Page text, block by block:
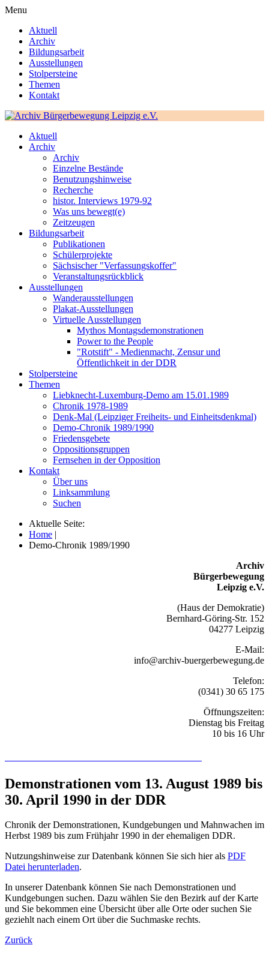
Menu
Aktuell
Archiv
Bildungsarbeit
Ausstellungen
Stolpersteine
Themen
Kontakt
Aktuell
Archiv
Archiv
Einzelne Bestände
Benutzungshinweise
Recherche
histor. Interviews 1979-92
Was uns bewegt(e)
Zeitzeugen
Bildungsarbeit
Publikationen
Schülerprojekte
Sächsischer "Verfassungskoffer"
Veranstaltungsrückblick
Ausstellungen
Wanderausstellungen
Plakat-Ausstellungen
Virtuelle Ausstellungen
Mythos Montagsdemonstrationen
Power to the People
"Rotstift" - Medienmacht, Zensur und
Öffentlichkeit in der DDR
Stolpersteine
Themen
Liebknecht-Luxemburg-Demo am 15.01.1989
Chronik 1978-1989
Denk-Mal (Leipziger Freiheits- und Einheitsdenkmal)
Demo-Chronik 1989/1990
Friedensgebete
Oppositionsgruppen
Fernsehen in der Opposition
Kontakt
Über uns
Linksammlung
Suchen
Aktuelle Seite:
Home |
Demo-Chronik 1989/1990
Archiv
Bürgerbewegung
Leipzig e.V.
(Haus der Demokratie)
Bernhard-Göring-Str. 152
04277 Leipzig
E-Mail:
info@archiv-buergerbewegung.de
Telefon:
(0341) 30 65 175
Öffnungszeiten:
Dienstag bis Freitag
10 bis 16 Uhr
Demonstrationen vom 13. August 1989 bis
30. April 1990 in der DDR
Chronik der Demonstrationen, Kundgebungen und Mahnwachen im
Herbst 1989 bis zum Frühjahr 1990 in der ehemaligen DDR.
Nutzungshinweise zur Datenbank können Sie sich hier als PDF
Datei herunterladen.
In unserer Datenbank können Sie nach Demonstrationen und
Kundgebungen suchen. Dazu wählen Sie den Bezirk auf der Karte
und Sie bekommen eine Übersicht über alle Orte oder suchen Sie
geziehlt nach einem Ort über die Suchmaske rechts.
Zurück